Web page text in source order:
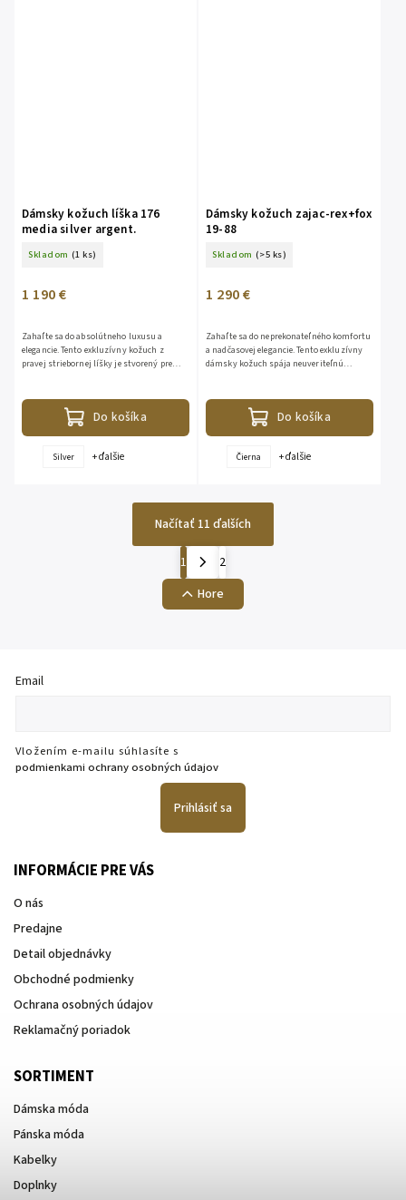
Dámsky kožuch líška 176
media silver argent.
Skladom (1 ks)
1 190 €
Do košíka
Zahaľte sa do absolútneho luxusu a
elegancie. Tento exkluzívny kožuch z
pravej striebornej líšky je stvorený pre
Silver + ďalšie
Dámsky kožuch zajac-rex+fox
19-88
Skladom (>5 ks)
1 290 €
Do košíka
Zahaľte sa do neprekonateľného komfortu
a nadčasovej elegancie. Tento exkluzívny
dámsky kožuch spája neuveriteľnú
Čierna + ďalšie
Načítať 11 ďalších
1
2
Hore
Email
Vložením e-mailu súhlasíte s
podmienkami ochrany osobných údajov
Prihlásiť sa
INFORMÁCIE PRE VÁS
O nás
Predajne
Detail objednávky
Obchodné podmienky
Ochrana osobných údajov
Reklamačný poriadok
SORTIMENT
Dámska móda
Pánska móda
Kabelky
Doplnky